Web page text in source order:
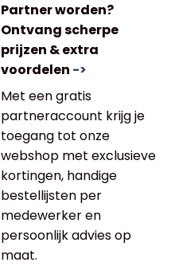
Partner worden?
Ontvang scherpe
prijzen & extra
voordelen ->
Met een gratis
partneraccount krijg je
toegang tot onze
webshop met exclusieve
kortingen, handige
bestellijsten per
medewerker en
persoonlijk advies op
maat.